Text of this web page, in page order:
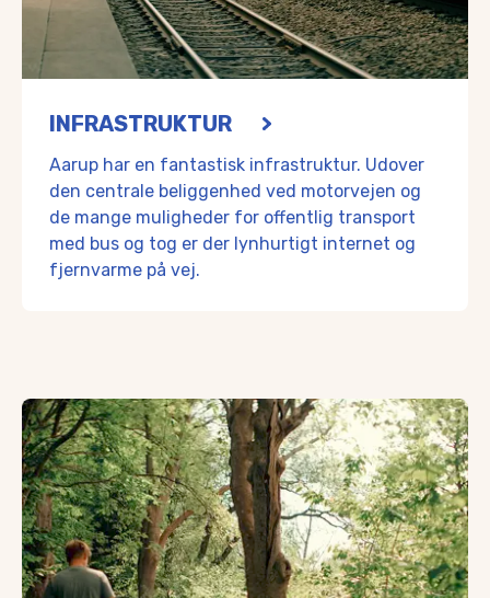
INFRASTRUKTUR
Aarup har en fantastisk infrastruktur. Udover
den centrale beliggenhed ved motorvejen og
de mange muligheder for offentlig transport
med bus og tog er der lynhurtigt internet og
fjernvarme på vej.